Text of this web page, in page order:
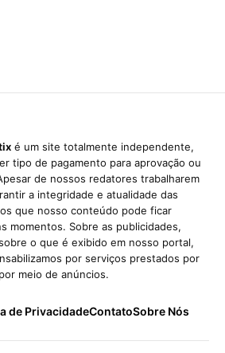
é um site totalmente independente,
tipo de pagamento para aprovação ou
de nossos redatores trabalharem
a integridade e atualidade das
que nosso conteúdo pode ficar
momentos. Sobre as publicidades,
o que é exibido em nosso portal,
por serviços prestados por
meio de anúncios.
de PrivacidadeContatoSobre Nós